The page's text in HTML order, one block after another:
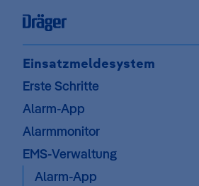
Skip to content
Sidebar Navigation
Einsatzmeldesystem
Erste Schritte
Alarm-App
Alarmmonitor
EMS-Verwaltung
Alarm-App